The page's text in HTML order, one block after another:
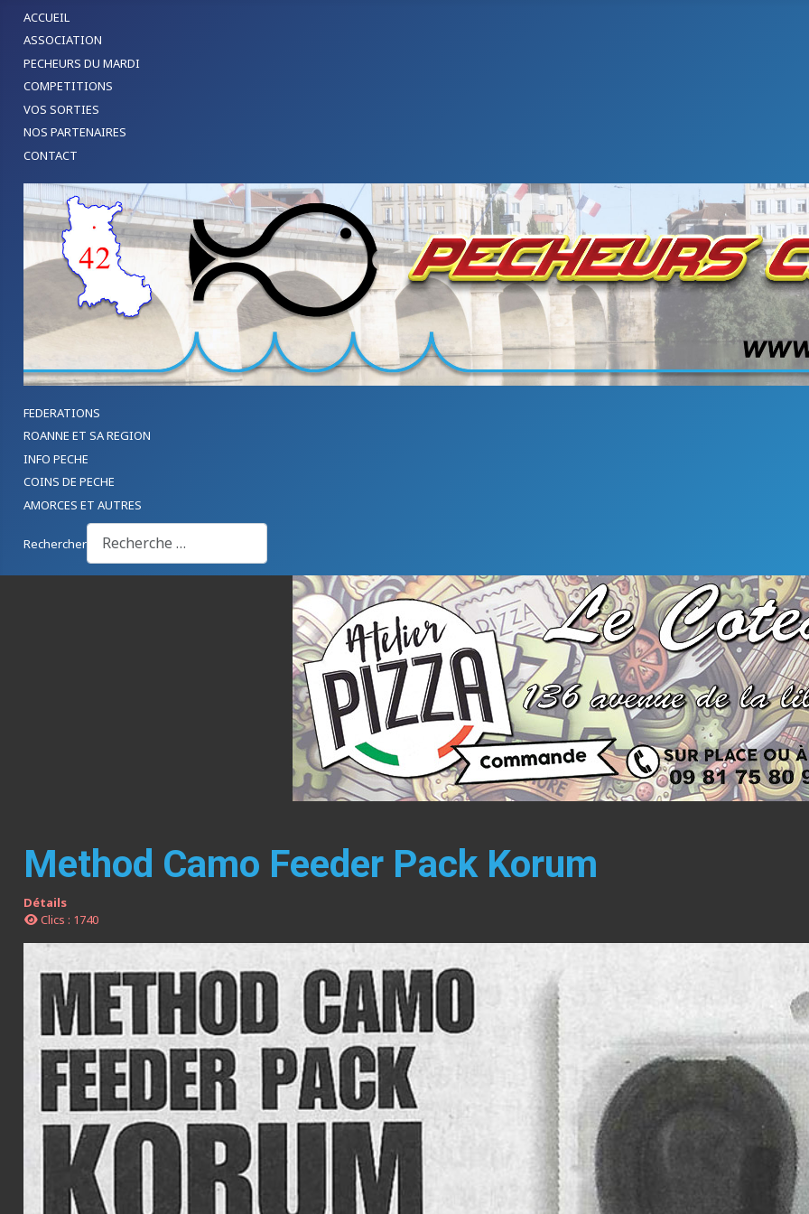
ACCUEIL
ASSOCIATION
PECHEURS DU MARDI
COMPETITIONS
VOS SORTIES
NOS PARTENAIRES
CONTACT
FEDERATIONS
ROANNE ET SA REGION
INFO PECHE
COINS DE PECHE
AMORCES ET AUTRES
Rechercher
Method Camo Feeder Pack Korum
Détails
Clics : 1740